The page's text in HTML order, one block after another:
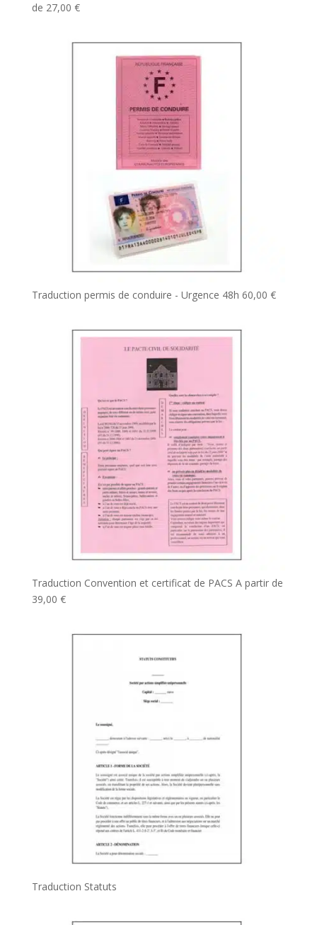
de 27,00 €
Traduction permis de conduire - Urgence 48h 60,00 €
Traduction Convention et certificat de PACS A partir de
39,00 €
Traduction Statuts